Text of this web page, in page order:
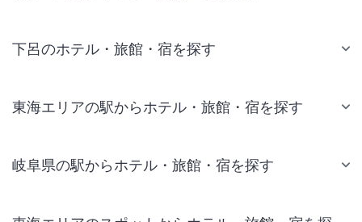
下呂のホテル・旅館・宿を探す
東海エリアの駅からホテル・旅館・宿を探す
岐阜県の駅からホテル・旅館・宿を探す